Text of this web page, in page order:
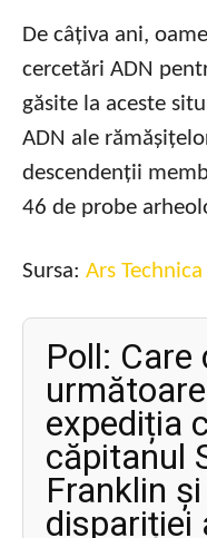
De câțiva ani,
cercetări ADN
găsite la aceste
ADN ale
descendenții
46 de probe
Sursa: Ars Technica
Poll: Care
expediția
căpitanul
Franklin
dispariției